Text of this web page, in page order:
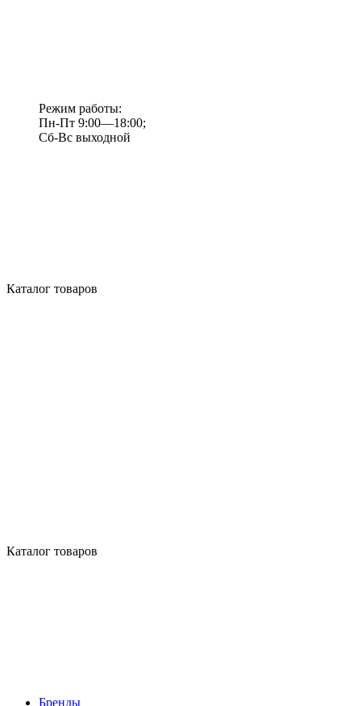
Режим работы:
Пн-Пт 9:00—18:00;
Сб-Вс выходной
Каталог товаров
Каталог товаров
Бренды